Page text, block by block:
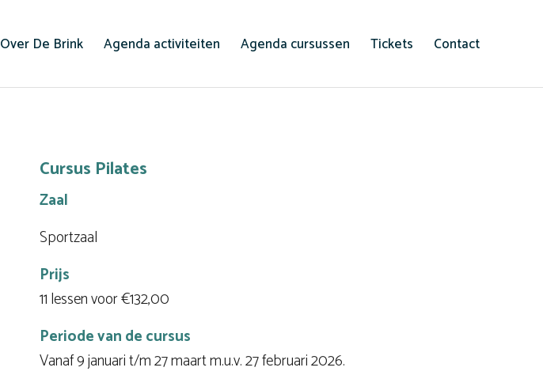
Over De Brink Agenda activiteiten Agenda cursussen Tickets Contact
Cursus Pilates
Zaal
Sportzaal
Prijs
11 lessen voor €132,00
Periode van de cursus
Vanaf 9 januari t/m 27 maart m.u.v. 27 februari 2026.